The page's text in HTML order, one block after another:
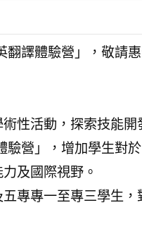
翻譯體驗營」，敬請
性活動，探索技能開
驗營」，增加學生對於
及國際視野。
專專一至專三學生，